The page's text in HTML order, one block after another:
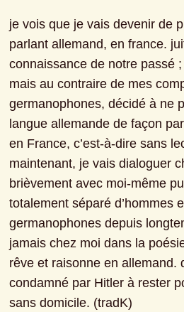
je vois que je vais devenir de
parlant allemand, en france.
connaissance de notre passé
mais au contraire de mes
germanophones, décidé à ne
langue allemande de façon
en France, c’est-à-dire sans
maintenant, je vais dialoguer
brièvement avec moi-même
totalement séparé d’hommes
germanophones depuis
jamais chez moi dans la
rêve et raisonne en allemand.
condamné par Hitler à rester
sans domicile. (tradK)